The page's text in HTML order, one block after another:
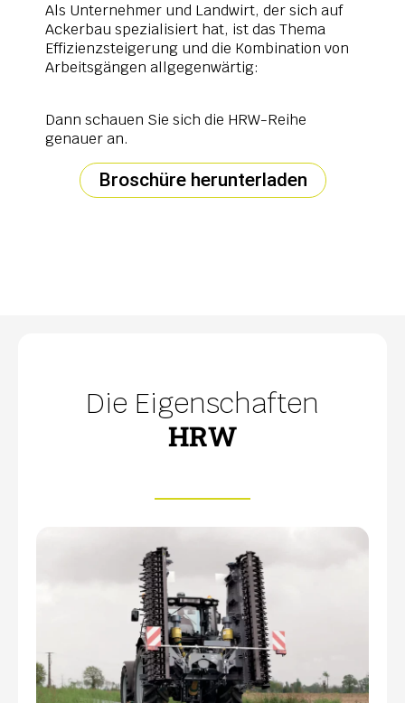
Als Unternehmer und Landwirt, der sich auf
Ackerbau spezialisiert hat, ist das Thema
Effizienzsteigerung und die Kombination von
Arbeitsgängen allgegenwärtig:
Dann schauen Sie sich die HRW-Reihe
genauer an.
Broschüre herunterladen
Die Eigenschaften
HRW